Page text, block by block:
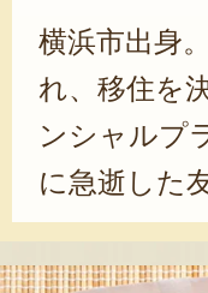
横浜市出身
れ、移住を
ンシャルプ
に急逝した
の美味しい
の想いから